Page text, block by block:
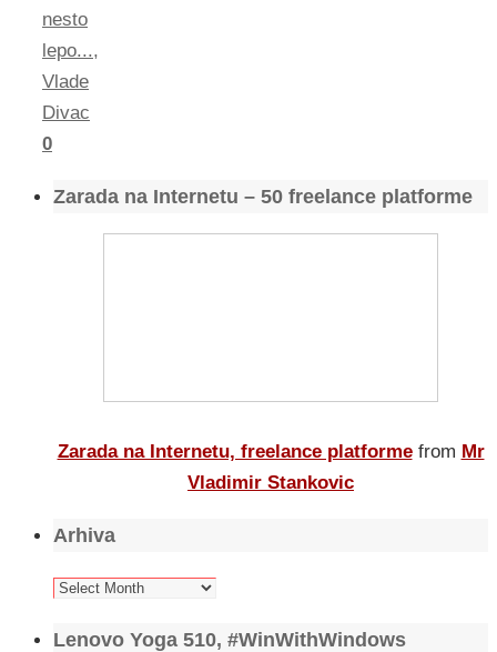
nesto
lepo...,
Vlade
Divac
0
Zarada na Internetu – 50 freelance platforme
Zarada na Internetu, freelance platforme from Mr
Vladimir Stankovic
Arhiva
Arhiva
Lenovo Yoga 510, #WinWithWindows